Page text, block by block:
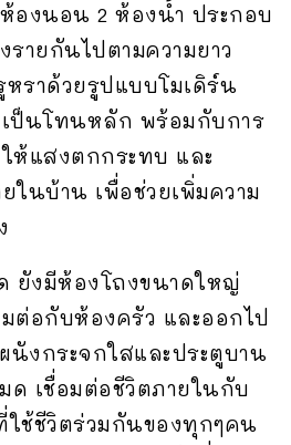
องนอน 2 ห้องน้ำ ประกอบ
รายกันไปตามความยาว
ราด้วยรูปแบบโมเดิร์น
เป็นโทนหลัก พร้อมกับการ
ห้แสงตกกระทบ และ
ในบ้าน เพื่อช่วยเพิ่มความ
ยังมีห้องโถงขนาดใหญ่
ต่อกับห้องครัว และออกไป
งกระจกใสและประตูบาน
ด เชื่อมต่อชีวิตภายในกับ
ช้ชีวิตร่วมกันของทุกๆคน